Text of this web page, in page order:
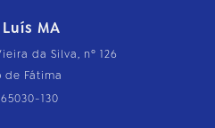
MA
da Silva, nº 126
de Fátima
130